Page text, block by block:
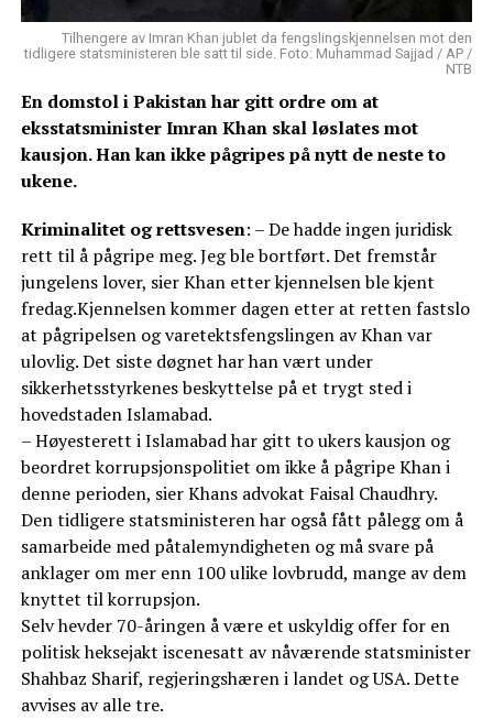
Tilhengere av Imran Khan jublet da fengslingskjennelsen mot den
tidligere statsministeren ble satt til side. Foto: Muhammad Sajjad / AP /
NTB
En domstol i Pakistan har gitt ordre om at
eksstatsminister Imran Khan skal løslates mot
kausjon. Han kan ikke pågripes på nytt de neste to
ukene.
Kriminalitet og rettsvesen: – De hadde ingen juridisk
rett til å pågripe meg. Jeg ble bortført. Det fremstår
jungelens lover, sier Khan etter kjennelsen ble kjent
fredag.Kjennelsen kommer dagen etter at retten fastslo
at pågripelsen og varetektsfengslingen av Khan var
ulovlig. Det siste døgnet har han vært under
sikkerhetsstyrkenes beskyttelse på et trygt sted i
hovedstaden Islamabad.
– Høyesterett i Islamabad har gitt to ukers kausjon og
beordret korrupsjonspolitiet om ikke å pågripe Khan i
denne perioden, sier Khans advokat Faisal Chaudhry.
Den tidligere statsministeren har også fått pålegg om å
samarbeide med påtalemyndigheten og må svare på
anklager om mer enn 100 ulike lovbrudd, mange av dem
knyttet til korrupsjon.
Selv hevder 70-åringen å være et uskyldig offer for en
politisk heksejakt iscenesatt av nåværende statsminister
Shahbaz Sharif, regjeringshæren i landet og USA. Dette
avvises av alle tre.